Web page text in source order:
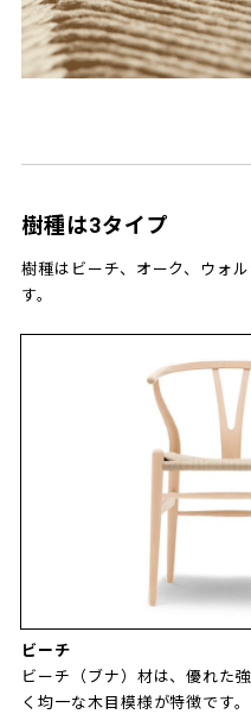
樹種は3タイプ
樹種はビーチ、オーク、ウォ
す。
ビーチ
ビーチ（ブナ）材は、優れた
く均一な木目模様が特徴です